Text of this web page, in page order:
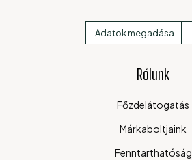
Adatok megadása
Rólunk
Főzdelátogatás
Márkaboltjaink
Fenntarthatóság